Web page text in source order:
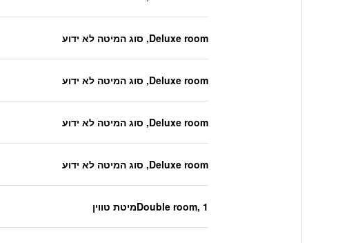
Deluxe room, סוג המיטה לא ידוע
Deluxe room, סוג המיטה לא ידוע
Deluxe room, סוג המיטה לא ידוע
Deluxe room, סוג המיטה לא ידוע
Double room, 1מיטת טווין